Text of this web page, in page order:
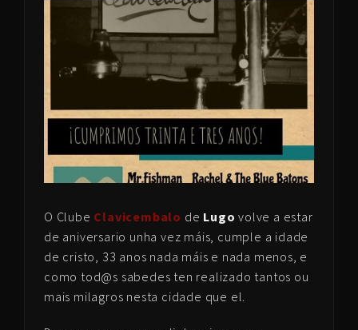
O Clube Clavicembalo de Lugo volve a estar
de aniversario unha vez máis, cumple a idade
de cristo, 33 anos nada máis e nada menos, e
como tod@s sabedes ten realizado tantos ou
mais milagros nesta cidade que el.